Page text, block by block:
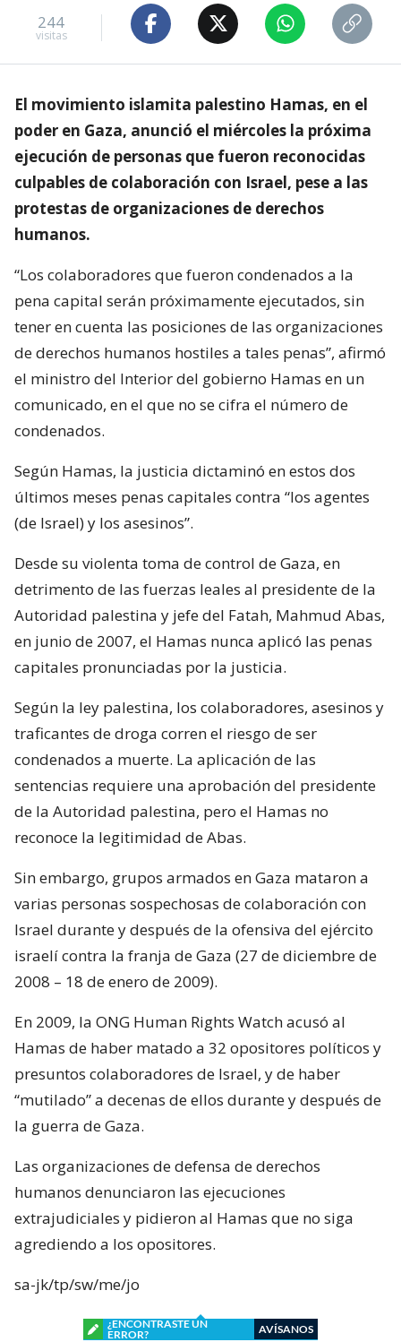
244
visitas
El movimiento islamita palestino Hamas, en el
poder en Gaza, anunció el miércoles la próxima
ejecución de personas que fueron reconocidas
culpables de colaboración con Israel, pese a las
protestas de organizaciones de derechos
humanos.
“Los colaboradores que fueron condenados a la
pena capital serán próximamente ejecutados, sin
tener en cuenta las posiciones de las organizaciones
de derechos humanos hostiles a tales penas”, afirmó
el ministro del Interior del gobierno Hamas en un
comunicado, en el que no se cifra el número de
condenados.
Según Hamas, la justicia dictaminó en estos dos
últimos meses penas capitales contra “los agentes
(de Israel) y los asesinos”.
Desde su violenta toma de control de Gaza, en
detrimento de las fuerzas leales al presidente de la
Autoridad palestina y jefe del Fatah, Mahmud Abas,
en junio de 2007, el Hamas nunca aplicó las penas
capitales pronunciadas por la justicia.
Según la ley palestina, los colaboradores, asesinos y
traficantes de droga corren el riesgo de ser
condenados a muerte. La aplicación de las
sentencias requiere una aprobación del presidente
de la Autoridad palestina, pero el Hamas no
reconoce la legitimidad de Abas.
Sin embargo, grupos armados en Gaza mataron a
varias personas sospechosas de colaboración con
Israel durante y después de la ofensiva del ejército
israelí contra la franja de Gaza (27 de diciembre de
2008 – 18 de enero de 2009).
En 2009, la ONG Human Rights Watch acusó al
Hamas de haber matado a 32 opositores políticos y
presuntos colaboradores de Israel, y de haber
“mutilado” a decenas de ellos durante y después de
la guerra de Gaza.
Las organizaciones de defensa de derechos
humanos denunciaron las ejecuciones
extrajudiciales y pidieron al Hamas que no siga
agrediendo a los opositores.
sa-jk/tp/sw/me/jo
¿ENCONTRASTE UN
ERROR?
AVÍSANOS